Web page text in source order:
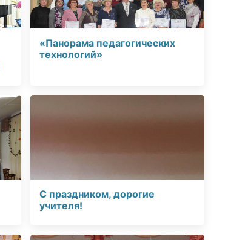
«Панорама педагогических
технологий»
С праздником, дорогие
учителя!